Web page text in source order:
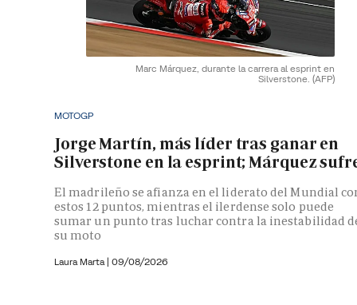
Marc Márquez, durante la carrera al esprint en
Silverstone. (AFP)
MOTOGP
Jorge Martín, más líder tras ganar en
Silverstone en la esprint; Márquez
El madrileño se afianza en el liderato del Mundial
estos 12 puntos, mientras el ilerdense solo puede
sumar un punto tras luchar contra la inestabilidad
su moto
Laura Marta | 09/08/2026